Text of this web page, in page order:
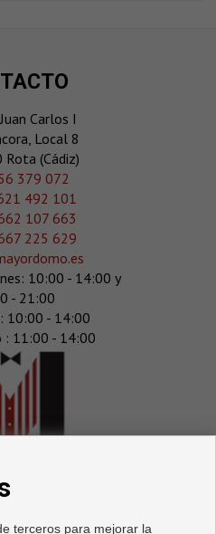
Carlos I
Local 8
Rota (Cádiz)
379 072
492 101
107 663
225 629
10:00 - 14:00 y
- 21:00
10:00 - 14:00
: 11:00 - 14:00
terceros para mejorar la